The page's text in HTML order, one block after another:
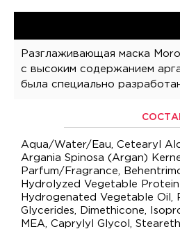
Разглаживающая маска
с высоким содержанием
была специально
вьющихся волос.
питает, смягчает,
Aqua/Water/Eau, Cetearyl
Argania Spinosa (Argan)
Parfum/Fragrance,
Hydrolyzed Vegetable Protein
Hydrogenated Vegetable Oil,
Glycerides, Dimethicone,
MEA, Caprylyl Glycol,